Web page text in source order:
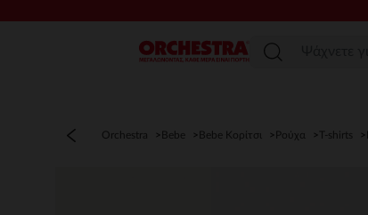
Μενού
Orchestra Bebe Bebe Κορίτσι Ρούχα T-shirts